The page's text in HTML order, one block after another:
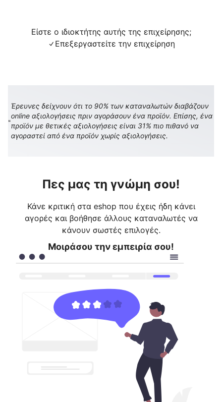
Είστε ο ιδιοκτήτης αυτής της επιχείρησης;
Επεξεργαστείτε την επιχείρηση
Έρευνες δείχνουν ότι το 90% των καταναλωτών διαβάζουν
online αξιολογήσεις πριν αγοράσουν ένα προϊόν. Επίσης, ένα
προϊόν με θετικές αξιολογήσεις είναι 31% πιο πιθανό να
αγοραστεί από ένα προϊόν χωρίς αξιολογήσεις.
Πες μας τη γνώμη σου!
Κάνε κριτική στα eshop που έχεις ήδη κάνει
αγορές και βοήθησε άλλους καταναλωτές να
κάνουν σωστές επιλογές.
Μοιράσου την εμπειρία σου!